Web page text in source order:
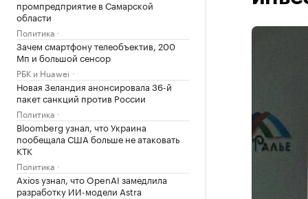
промпредприятие в Самарской
области
Политика
Зачем смартфону телеобъектив, 200
Мп и большой сенсор
РБК и Huawei
Новая Зеландия анонсировала 36-й
пакет санкций против России
Политика
Bloomberg узнал, что Украина
пообещала США больше не атаковать
КТК
Политика
Axios узнал, что OpenAI замедлила
разработку ИИ-модели Astra